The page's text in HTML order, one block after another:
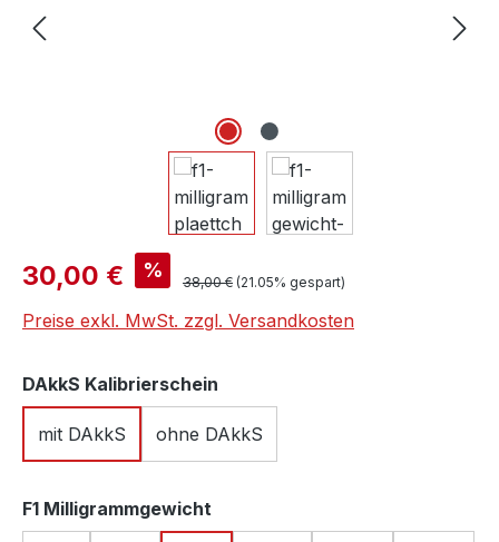
Verkaufspreis:
30,00 € % Regulärer Preis:
38,00 € (21.05% gespart)
Preise exkl. MwSt. zzgl. Versandkosten
DAkkS Kalibrierschein
mit DAkkS ohne DAkkS
F1 Milligrammgewicht